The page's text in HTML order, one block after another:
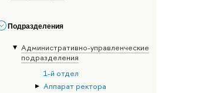
Подразделения
Административно-управленческие
подразделения
1-й отдел
Аппарат ректора